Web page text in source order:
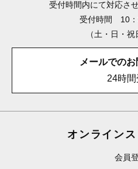
受付時間内にて対応さ
受付時間 10
（土・日・祝
メールでの
24時
オンライン
会員